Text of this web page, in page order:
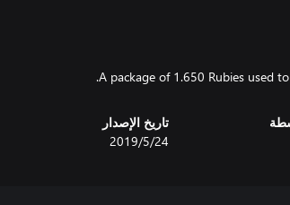
A package of 1.650 Rubies used
تاريخ الإصدار
24‏/5‏/2019